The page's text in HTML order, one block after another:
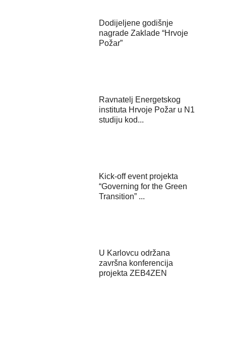
Dodijeljene godišnje
nagrade Zaklade “Hrvoje
Požar”
Ravnatelj Energetskog
instituta Hrvoje Požar u N1
studiju kod...
Kick-off event projekta
“Governing for the Green
Transition” ...
U Karlovcu održana
završna konferencija
projekta ZEB4ZEN